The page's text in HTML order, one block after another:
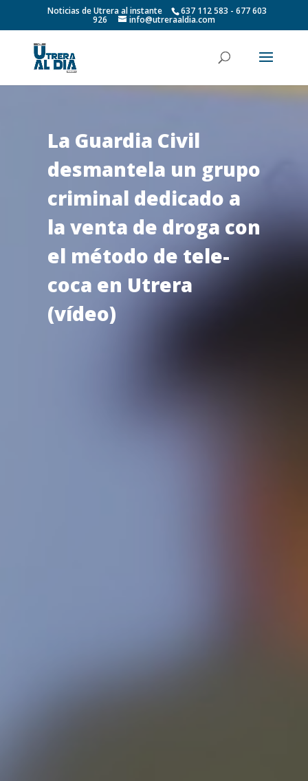
Noticias de Utrera al instante 637 112 583 - 677 603
926 info@utreraaldia.com
La Guardia Civil
desmantela un grupo
criminal dedicado a
la venta de droga con
el método de tele-
coca en Utrera
(vídeo)